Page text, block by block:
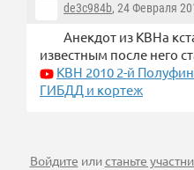
de3c984b, 24 Февраля
Анекдот из КВНа
известным после него
КВН 2010 2-й
ГИБДД и кортеж
Войдите илистаньте